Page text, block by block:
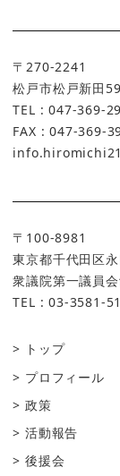
〒270-2241
松戸市松戸新田
TEL : 047-369-
FAX : 047-369-
〒100-8981
東京都千代田区
衆議院第一議員
TEL : 03-3581-
トップ
プロフィール
政策
活動報告
後援会